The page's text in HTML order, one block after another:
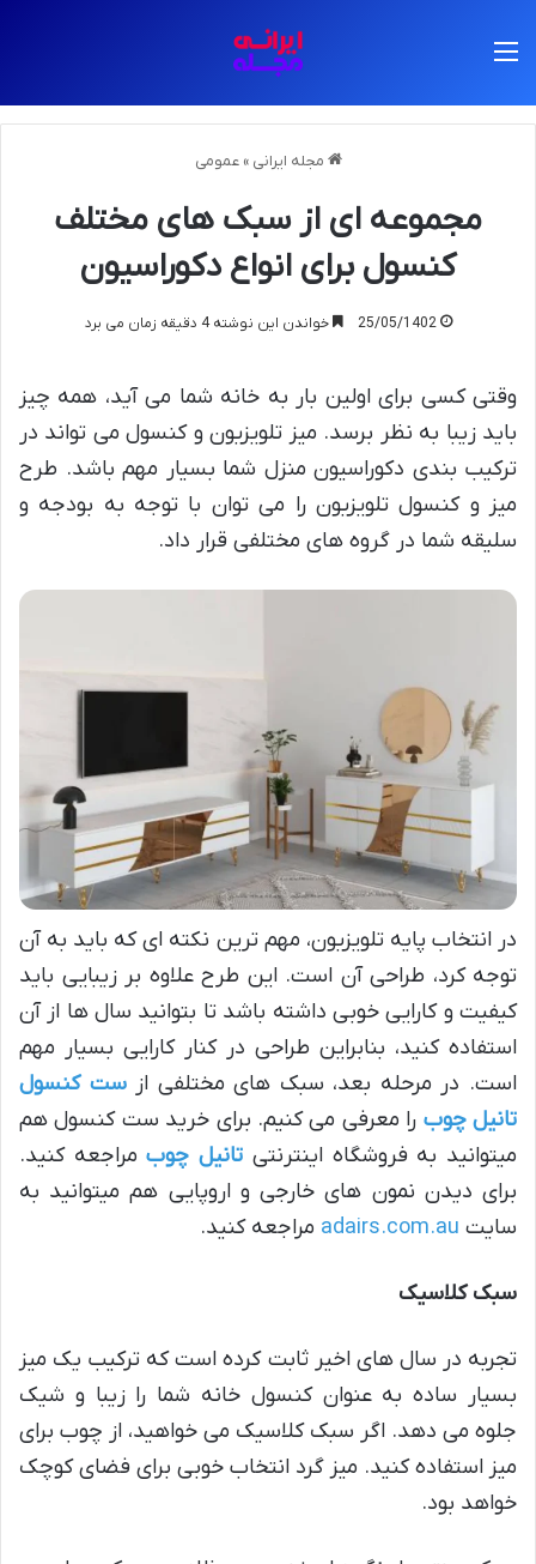
مجله ایرانی » عمومی
مجموعه ای از سبک های مختلف
کنسول برای انواع دکوراسیون
25/05/1402 خواندن این نوشته 4 دقیقه زمان می برد
وقتی کسی برای اولین بار به خانه شما می آید، همه چیز
باید زیبا به نظر برسد. میز تلویزیون و کنسول می تواند در
ترکیب بندی دکوراسیون منزل شما بسیار مهم باشد. طرح
میز و کنسول تلویزیون را می توان با توجه به بودجه و
سلیقه شما در گروه های مختلفی قرار داد.
در انتخاب پایه تلویزیون، مهم ترین نکته ای که باید به آن
توجه کرد، طراحی آن است. این طرح علاوه بر زیبایی باید
کیفیت و کارایی خوبی داشته باشد تا بتوانید سال ها از آن
استفاده کنید، بنابراین طراحی در کنار کارایی بسیار مهم
است. در مرحله بعد، سبک های مختلفی ازست کنسول
تانیل چوب را معرفی می کنیم. برای خرید ست کنسول هم
میتوانید به فروشگاه اینترنتی تانیل چوبمراجعه کنید.
برای دیدن نمون های خارجی و اروپایی هم میتوانید به
سایت adairs.com.au مراجعه کنید.
سبک کلاسیک
تجربه در سال های اخیر ثابت کرده است که ترکیب یک میز
بسیار ساده به عنوان کنسول خانه شما را زیبا و شیک
جلوه می دهد. اگر سبک کلاسیک می خواهید، از چوب برای
میز استفاده کنید. میز گرد انتخاب خوبی برای فضای کوچک
خواهد بود.